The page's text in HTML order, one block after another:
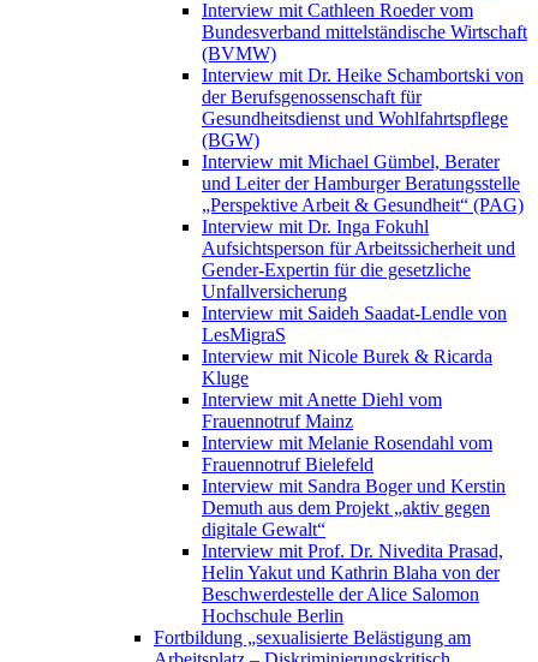
Interview mit Cathleen Roeder vom
Bundesverband mittelständische Wirtschaft
(BVMW)
Interview mit Dr. Heike Schambortski von
der Berufsgenossenschaft für
Gesundheitsdienst und Wohlfahrtspflege
(BGW)
Interview mit Michael Gümbel, Berater
und Leiter der Hamburger Beratungsstelle
„Perspektive Arbeit & Gesundheit“ (PAG)
Interview mit Dr. Inga Fokuhl
Aufsichtsperson für Arbeitssicherheit und
Gender-Expertin für die gesetzliche
Unfallversicherung
Interview mit Saideh Saadat-Lendle von
LesMigraS
Interview mit Nicole Burek & Ricarda
Kluge
Interview mit Anette Diehl vom
Frauennotruf Mainz
Interview mit Melanie Rosendahl vom
Frauennotruf Bielefeld
Interview mit Sandra Boger und Kerstin
Demuth aus dem Projekt „aktiv gegen
digitale Gewalt“
Interview mit Prof. Dr. Nivedita Prasad,
Helin Yakut und Kathrin Blaha von der
Beschwerdestelle der Alice Salomon
Hochschule Berlin
Fortbildung „sexualisierte Belästigung am